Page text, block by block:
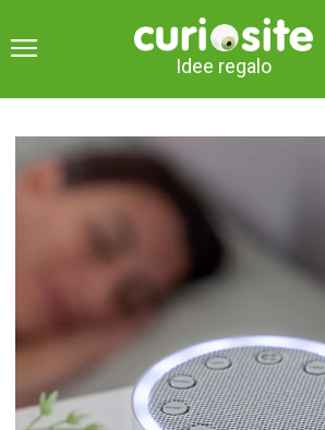
Idee regalo
Emette rumore bianco e 5 suoni
Macchina del sonno
bianco
3su 5 (2